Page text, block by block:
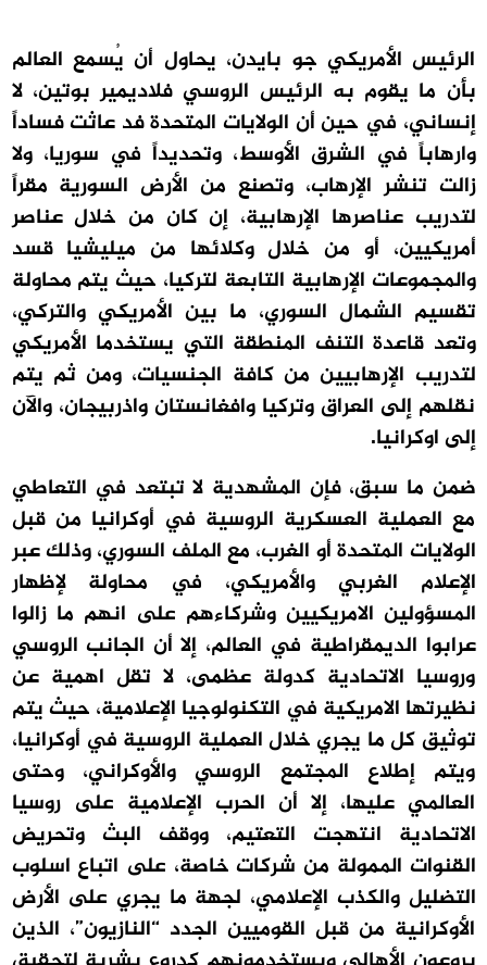
الرئيس الأمريكي جو بايدن، يحاول أن يُسمع العالم
بأن ما يقوم به الرئيس الروسي فلاديمير بوتين، لا
إنساني، في حين أن الولايات المتحدة فد عاثت فساداً
وارهاباً في الشرق الأوسط، وتحديداً في سوريا، ولا
زالت تنشر الإرهاب، وتصنع من الأرض السورية مقراً
لتدريب عناصرها الإرهابية، إن كان من خلال عناصر
أمريكيين، أو من خلال وكلائها من ميليشيا قسد
والمجموعات الإرهابية التابعة لتركيا، حيث يتم محاولة
تقسيم الشمال السوري، ما بين الأمريكي والتركي،
وتعد قاعدة التنف المنطقة التي يستخدما الأمريكي
لتدريب الإرهابيين من كافة الجنسيات، ومن ثم يتم
نقلهم إلى العراق وتركيا وافغانستان واذربيجان، والآن
إلى اوكرانيا.
ضمن ما سبق، فإن المشهدية لا تبتعد في التعاطي
مع العملية العسكرية الروسية في أوكرانيا من قبل
الولايات المتحدة أو الغرب، مع الملف السوري، وذلك عبر
الإعلام الغربي والأمريكي، في محاولة لإظهار
المسؤولين الامريكيين وشركاءهم على انهم ما زالوا
عرابوا الديمقراطية في العالم، إلا أن الجانب الروسي
وروسيا الاتحادية كدولة عظمى، لا تقل اهمية عن
نظيرتها الامريكية في التكنولوجيا الإعلامية، حيث يتم
توثيق كل ما يجري خلال العملية الروسية في أوكرانيا،
ويتم إطلاع المجتمع الروسي والأوكراني، وحتى
العالمي عليها، إلا أن الحرب الإعلامية على روسيا
الاتحادية انتهجت التعتيم، ووقف البث وتحريض
القنوات الممولة من شركات خاصة، على اتباع اسلوب
التضليل والكذب الإعلامي، لجهة ما يجري على الأرض
الأوكرانية من قبل القوميين الجدد “النازيون”، الذين